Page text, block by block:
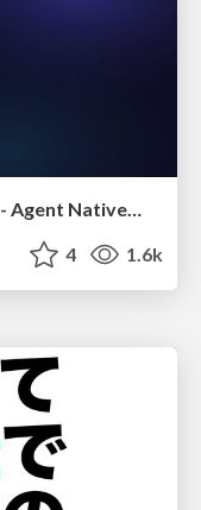
仕様書を書く前にハーネスを作る - Agent Native開発は「探索を速く、判定を固く」
4 1.6k